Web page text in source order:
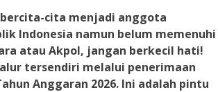
cita menjadi anggota
Indonesia namun belum memenuhi
atau Akpol, jangan berkecil hati!
tersendiri melalui penerimaan
Anggaran 2026. Ini adalah pintu